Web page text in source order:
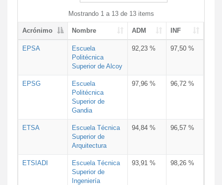
Mostrando 1 a 13 de 13 items
Acrónimo Nombre ADM INF
EPSA
Escuela
Politécnica
Superior de Alcoy
92,23 % 97,50 %
EPSG
Escuela
Politécnica
Superior de
Gandia
97,96 % 96,72 %
ETSA
Escuela Técnica
Superior de
Arquitectura
94,84 % 96,57 %
ETSIADI
Escuela Técnica
Superior de
Ingeniería
93,91 % 98,26 %